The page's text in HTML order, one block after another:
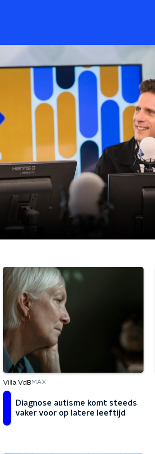
Villa VdB MAX
Diagnose autisme komt steeds
vaker voor op latere leeftijd